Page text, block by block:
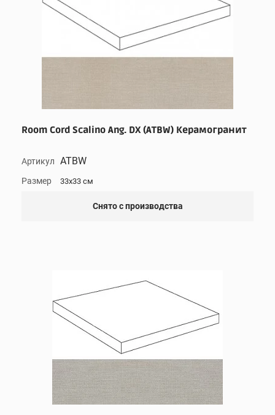
Room Cord Scalino Ang. DX (ATBW) Керамогранит
Артикул ATBW
Размер 33x33 см
Снято с производства